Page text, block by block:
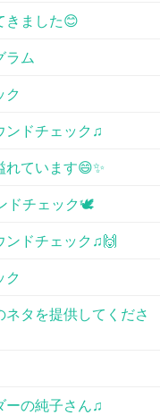
きました😊
ラム
ク
ンドチェック♫
ています😄✨
ドチェック🕊
ンドチェック♫🙌
ク
ネタを提供してくださ
ーの純子さん♫